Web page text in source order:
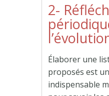
2-
Élaborer une
proposés est
indispensable